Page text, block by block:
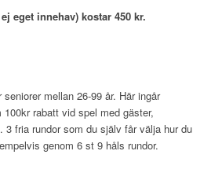
eget innehav) kostar 450 kr.
mellan 26-99 år. Här ingår
rabatt vid spel med gäster,
3 fria rundor som du själv får välja hur du
genom 6 st 9 håls rundor.